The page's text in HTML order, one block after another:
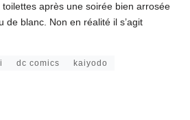
après une soirée bien arrosée
de blanc. Non en réalité il s’agit
dc comics kaiyodo